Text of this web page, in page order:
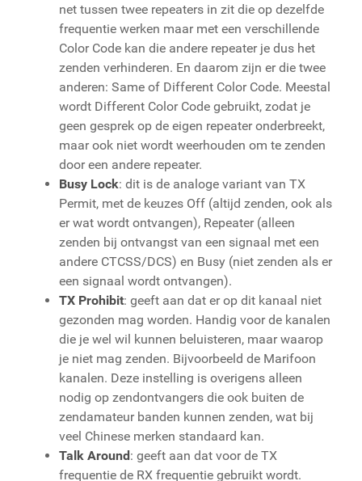
net tussen twee repeaters in zit die op dezelfde
frequentie werken maar met een verschillende
Color Code kan die andere repeater je dus het
zenden verhinderen. En daarom zijn er die twee
anderen: Same of Different Color Code. Meestal
wordt Different Color Code gebruikt, zodat je
geen gesprek op de eigen repeater onderbreekt,
maar ook niet wordt weerhouden om te zenden
door een andere repeater.
Busy Lock: dit is de analoge variant van TX
Permit, met de keuzes Off (altijd zenden, ook als
er wat wordt ontvangen), Repeater (alleen
zenden bij ontvangst van een signaal met een
andere CTCSS/DCS) en Busy (niet zenden als er
een signaal wordt ontvangen).
TX Prohibit: geeft aan dat er op dit kanaal niet
gezonden mag worden. Handig voor de kanalen
die je wel wil kunnen beluisteren, maar waarop
je niet mag zenden. Bijvoorbeeld de Marifoon
kanalen. Deze instelling is overigens alleen
nodig op zendontvangers die ook buiten de
zendamateur banden kunnen zenden, wat bij
veel Chinese merken standaard kan.
Talk Around: geeft aan dat voor de TX
frequentie de RX frequentie gebruikt wordt.